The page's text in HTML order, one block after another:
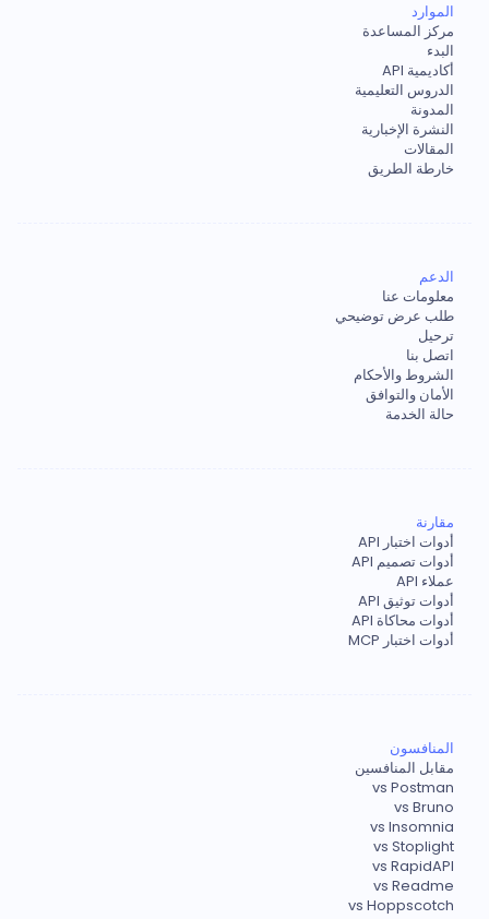
الموارد
مركز المساعدة
البدء
أكاديمية API
الدروس التعليمية
المدونة
النشرة الإخبارية
المقالات
خارطة الطريق
الدعم
معلومات عنا
طلب عرض توضيحي
ترحيل
اتصل بنا
الشروط والأحكام
الأمان والتوافق
حالة الخدمة
مقارنة
أدوات اختبار API
أدوات تصميم API
عملاء API
أدوات توثيق API
أدوات محاكاة API
أدوات اختبار MCP
المنافسون
مقابل المنافسين
vs Postman
vs Bruno
vs Insomnia
vs Stoplight
vs RapidAPI
vs Readme
vs Hoppscotch